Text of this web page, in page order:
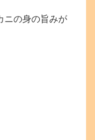
ニの身の旨みが